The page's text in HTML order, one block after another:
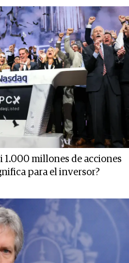
1.000 millones de acciones
para el inversor?